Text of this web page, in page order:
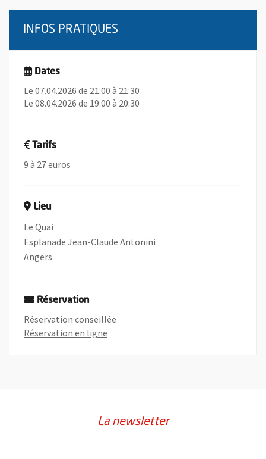
INFOS PRATIQUES
Dates
Le 07.04.2026 de 21:00 à 21:30
Le 08.04.2026 de 19:00 à 20:30
Tarifs
9 à 27 euros
Lieu
Le Quai
Esplanade Jean-Claude Antonini
Angers
Réservation
Réservation conseillée
Réservation en ligne
La newsletter